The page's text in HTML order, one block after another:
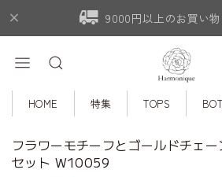
9000円以上のお買い
HOME 特集 TOPS
フラワーモチーフとゴールドチェ
セット W10059